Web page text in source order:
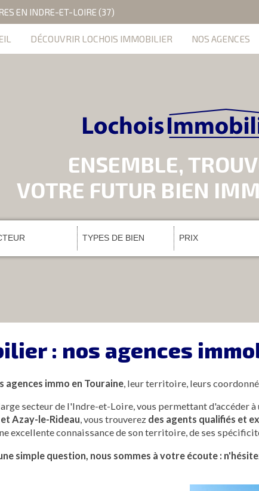
EN INDRE-ET-LOIRE (37)
DÉCOUVRIR LOCHOIS IMMOBILIER NOS AGENCES
ENSEMBLE,
VOTRE FUTUR BIEN
: nos agences
agences immo en Touraine, leur territoire, leurs
secteur de l'Indre-et-Loire, vous permettant d'accéder
Azay-le-Rideau, vous trouverez des agents qualifiés et
excellente connaissance de son territoire, de ses
simple question, nous sommes à votre écoute :